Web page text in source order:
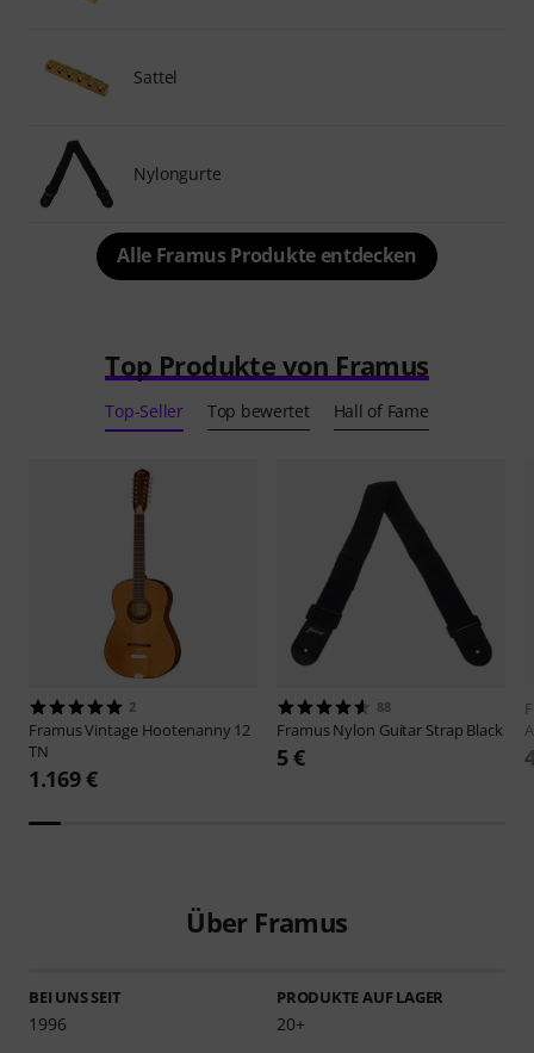
Sattel
Nylongurte
Alle Framus Produkte entdecken
Top Produkte von Framus
Top-Seller Top bewertet Hall of Fame
2
FramusVintage Hootenanny 12
TN
1.169 €
88
FramusNylon Guitar Strap Black
5 €
Über Framus
BEI UNS SEIT
1996
PRODUKTE AUF LAGER
20+